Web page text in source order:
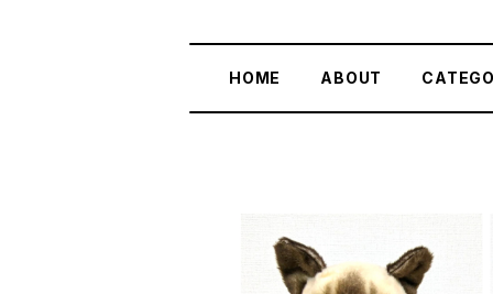
HOME ABOUT